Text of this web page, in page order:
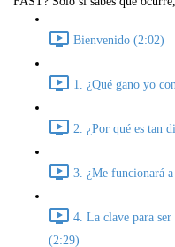
Bienvenido (2:02)
1. ¿Qué gano yo
2. ¿Por qué es tan
3. ¿Me funcionará
4. La clave para
(2:29)